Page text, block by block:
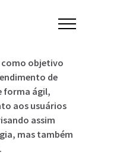
como objetivo
de
forma ágil,
aos usuários
assim
mas também